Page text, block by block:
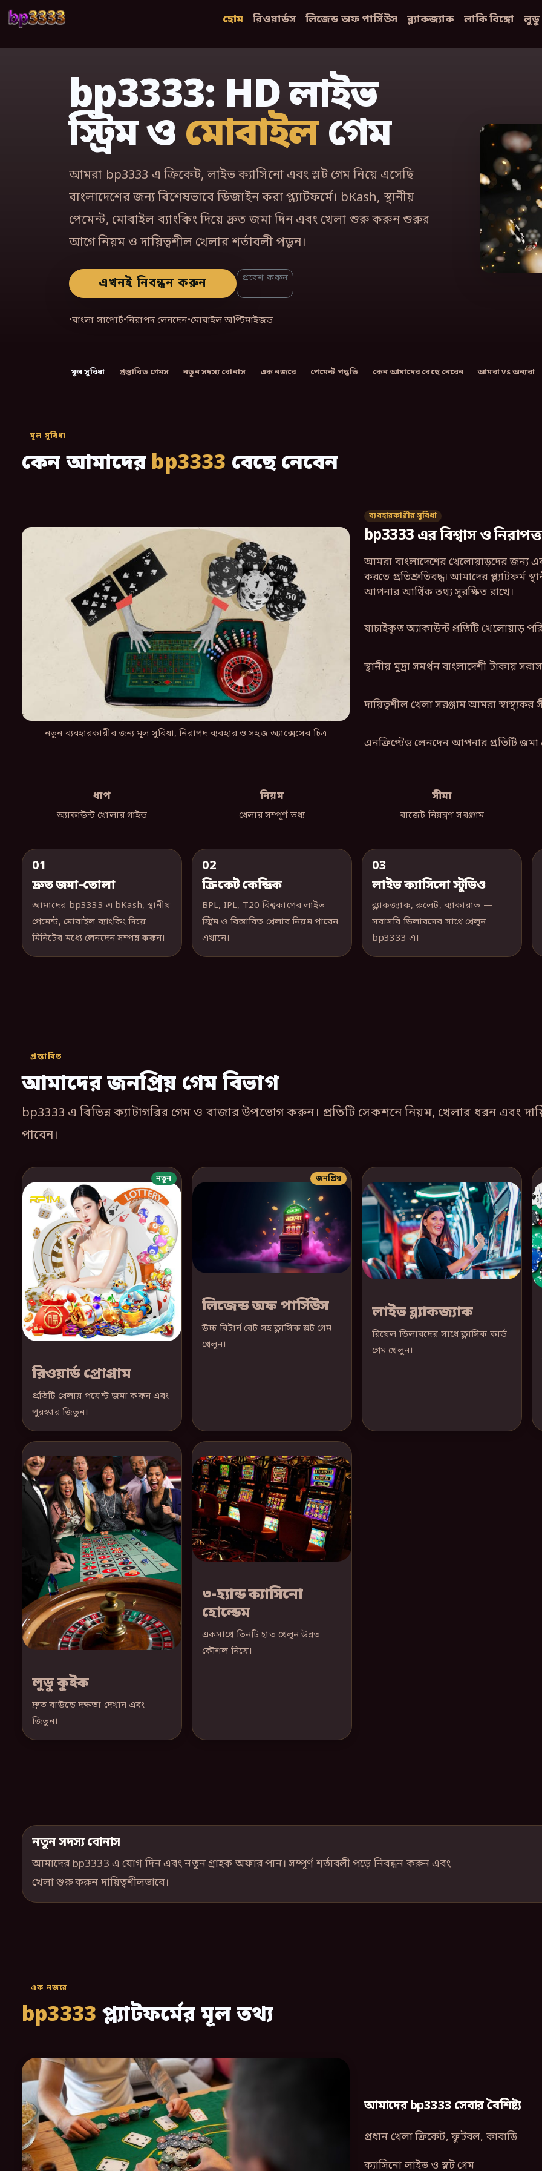
হোম রিওয়ার্ডস লিজেন্ড অফ পার্সিউস ব্ল্যাকজ্যাক লাকি বিঙ্গো লুডু
bp3333: HD লাইভ
স্ট্রিম ও মোবাইলগেম
আমরা bp3333 এ ক্রিকেট, লাইভ ক্যাসিনো এবং স্লট গেম নিয়ে এসেছি
বাংলাদেশের জন্য বিশেষভাবে ডিজাইন করা প্ল্যাটফর্মে। bKash, স্থানীয়
পেমেন্ট, মোবাইল ব্যাংকিং দিয়ে দ্রুত জমা দিন এবং খেলা শুরু করুন শুরুর
আগে নিয়ম ও দায়িত্বশীল খেলার শর্তাবলী পড়ুন।
এখনই নিবন্ধন করুন প্রবেশ করুন
•বাংলা সাপোর্ট•নিরাপদ লেনদেন•মোবাইল অপ্টিমাইজড
মূল সুবিধা প্রস্তাবিত গেমস নতুন সদস্য বোনাস এক নজরে পেমেন্ট পদ্ধতি কেন আমাদের বেছে নেবেন আমরা vs অন্যরা
মূল সুবিধা
কেন আমাদের bp3333 বেছে নেবেন
নতুন ব্যবহারকারীর জন্য মূল সুবিধা, নিরাপদ ব্যবহার ও সহজ অ্যাক্সেসের চিত্র
ব্যবহারকারীর সুবিধা
bp3333 এর বিশ্বাস ও
আমরা বাংলাদেশের খেলোয়াড়দের জন্য
করতে প্রতিশ্রুতিবদ্ধ। আমাদের প্ল্যাটফর্ম
আপনার আর্থিক তথ্য সুরক্ষিত রাখে।
যাচাইকৃত অ্যাকাউন্ট প্রতিটি খেলোয়াড়
স্থানীয় মুদ্রা সমর্থন বাংলাদেশী টাকায়
দায়িত্বশীল খেলা সরঞ্জাম আমরা স্বাস্থ্যকর
এনক্রিপ্টেড লেনদেন আপনার প্রতিটি
ধাপ
অ্যাকাউন্ট খোলার গাইড
নিয়ম
খেলার সম্পূর্ণ তথ্য
সীমা
বাজেট নিয়ন্ত্রণ সরঞ্জাম
01
দ্রুত জমা-তোলা
আমাদের bp3333 এ bKash, স্থানীয়
পেমেন্ট, মোবাইল ব্যাংকিং দিয়ে
মিনিটের মধ্যে লেনদেন সম্পন্ন করুন।
02
ক্রিকেট কেন্দ্রিক
BPL, IPL, T20 বিশ্বকাপের লাইভ
স্ট্রিম ও বিস্তারিত খেলার নিয়ম পাবেন
এখানে।
03
লাইভ ক্যাসিনো স্টুডিও
ব্ল্যাকজ্যাক, রুলেট, ব্যাকারাত —
সরাসরি ডিলারদের সাথে খেলুন
bp3333 এ।
প্রস্তাবিত
আমাদের জনপ্রিয় গেম বিভাগ
bp3333 এ বিভিন্ন ক্যাটাগরির গেম ও বাজার উপভোগ করুন। প্রতিটি সেকশনে নিয়ম, খেলার ধরন এবং
পাবেন।
নতুন
রিওয়ার্ড প্রোগ্রাম
প্রতিটি খেলায় পয়েন্ট জমা করুন এবং
পুরস্কার জিতুন।
জনপ্রিয়
লিজেন্ড অফ পার্সিউস
উচ্চ রিটার্ন রেট সহ ক্লাসিক স্লট গেম
খেলুন।
লাইভ ব্ল্যাকজ্যাক
রিয়েল ডিলারদের সাথে ক্লাসিক কার্ড
গেম খেলুন।
লুডু কুইক
দ্রুত রাউন্ডে দক্ষতা দেখান এবং
জিতুন।
৩-হ্যান্ড ক্যাসিনো
হোল্ডেম
একসাথে তিনটি হাত খেলুন উন্নত
কৌশল নিয়ে।
নতুন সদস্য বোনাস
আমাদের bp3333 এ যোগ দিন এবং নতুন গ্রাহক অফার পান। সম্পূর্ণ শর্তাবলী পড়ে নিবন্ধন করুন এবং
খেলা শুরু করুন দায়িত্বশীলভাবে।
এক নজরে
bp3333 প্ল্যাটফর্মের মূল তথ্য
আমাদের bp3333 সেবার বৈশিষ্ট্য
প্রধান খেলা ক্রিকেট, ফুটবল, কাবাডি
ক্যাসিনো লাইভ ও স্লট গেম